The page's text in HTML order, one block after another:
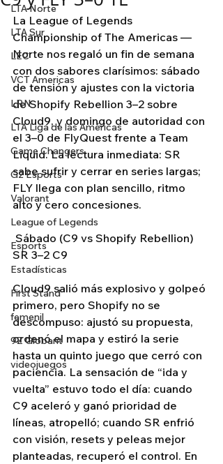
LTA Norte
LTA Sur
LEC
VCT Americas
LRN
LTA Liga de las Américas
Game Changers
G2 Esports
Valorant
League of Legends
Esports
Estadísticas
First Stand
femenil
9Z Globant
videojuegos
La League of Legends
Championship of The Americas —
Norte nos regaló un fin de semana
con dos sabores clarísimos: sábado
de tensión y ajustes con la victoria
de Shopify Rebellion 3–2 sobre
Cloud9, y domingo de autoridad con
el 3–0 de FlyQuest frente a Team
Liquid. La lectura inmediata: SR
sabe sufrir y cerrar en series largas;
FLY llega con plan sencillo, ritmo
alto y cero concesiones.
SR 3–2 C9
Cloud9 salió más explosivo y golpeó
primero, pero Shopify no se
descompuso: ajustó su propuesta,
ordenó el mapa y estiró la serie
hasta un quinto juego que cerró con
paciencia. La sensación de “ida y
vuelta” estuvo todo el día: cuando
C9 aceleró y ganó prioridad de
líneas, atropelló; cuando SR enfrió
con visión, resets y peleas mejor
planteadas, recuperó el control. En